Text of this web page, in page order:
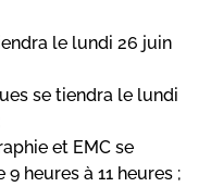
le lundi 26 juin
se tiendra le lundi
et EMC se
heures à 11 heures ;